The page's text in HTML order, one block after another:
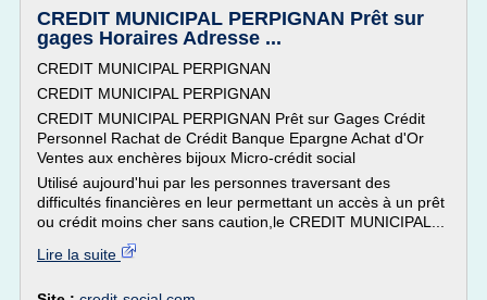
CREDIT MUNICIPAL PERPIGNAN Prêt sur
gages Horaires Adresse ...
CREDIT MUNICIPAL PERPIGNAN
CREDIT MUNICIPAL PERPIGNAN
CREDIT MUNICIPAL PERPIGNAN Prêt sur Gages Crédit
Personnel Rachat de Crédit Banque Epargne Achat d'Or
Ventes aux enchères bijoux Micro-crédit social
Utilisé aujourd'hui par les personnes traversant des
difficultés financières en leur permettant un accès à un prêt
ou crédit moins cher sans caution,le CREDIT MUNICIPAL...
Lire la suite